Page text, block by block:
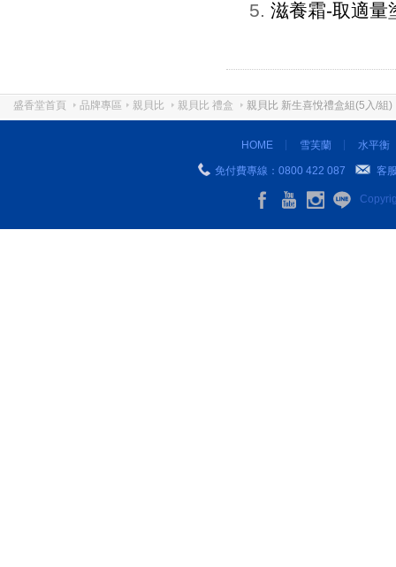
滋養霜-取適量
盛香堂首頁 品牌專區 親貝比 親貝比 禮盒 親貝比 新生喜悅禮盒組(5入/組)
HOME 雪芙蘭 水平衡
免付費專線：0800 422 087 客